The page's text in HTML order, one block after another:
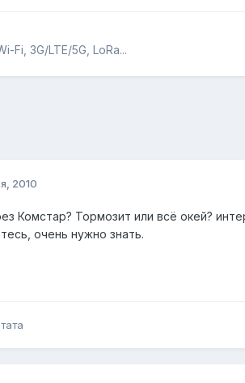
Fi, 3G/LTE/5G, LoRa...
2010
Комстар? Тормозит или всё окей?
очень нужно знать.